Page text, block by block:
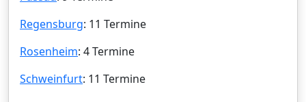
Regensburg: 11 Termine
Rosenheim: 4 Termine
Schweinfurt: 11 Termine